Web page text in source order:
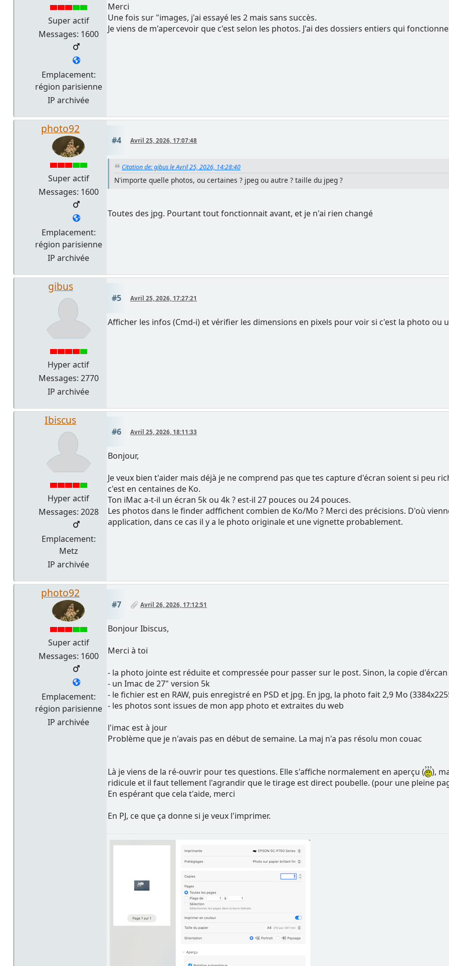
Super actif
Messages: 1600
Emplacement:
région parisienne
IP archivée
Merci
Une fois sur "images, j'ai essayé les 2 mais sans succès.
Je viens de m'apercevoir que c'est selon les photos. J'ai des dossiers entiers qui
photo92
Super actif
Messages: 1600
Emplacement:
région parisienne
IP archivée
#4 Avril 25, 2026, 17:07:48
Citation de: gibus le Avril 25, 2026, 14:28:40
N'importe quelle photos, ou certaines ? jpeg ou autre ? taille du jpeg ?
Toutes des jpg. Pourtant tout fonctionnait avant, et je n'ai rien changé
gibus
Hyper actif
Messages: 2770
IP archivée
#5 Avril 25, 2026, 17:27:21
Afficher les infos (Cmd-i) et vérifier les dimensions en pixels pour voir si c'est la photo ou
Ibiscus
Hyper actif
Messages: 2028
Emplacement:
Metz
IP archivée
#6 Avril 25, 2026, 18:11:33
Bonjour,
Je veux bien t'aider mais déjà je ne comprend pas que tes capture d'écran soient si peu
c'est en centaines de Ko.
Ton iMac a-t-il un écran 5k ou 4k ? est-il 27 pouces ou 24 pouces.
Les photos dans le finder adffichent combien de Ko/Mo ? Merci des précisions. D'où
application, dans ce cas il y a le photo originale et une vignette probablement.
photo92
Super actif
Messages: 1600
Emplacement:
région parisienne
IP archivée
#7 Avril 26, 2026, 17:12:51
Bonjour Ibiscus,
Merci à toi
- la photo jointe est réduite et compressée pour passer sur le post. Sinon, la copie
- un Imac de 27" version 5k
- le fichier est en RAW, puis enregistré en PSD et jpg. En jpg, la photo fait 2,9 Mo
- les photos sont issues de mon app photo et extraites du web
l'imac est à jour
Problème que je n'avais pas en début de semaine. La maj n'a pas résolu mon couac
Là je viens de la ré-ouvrir pour tes questions. Elle s'affiche normalement en aperçu (
),
ridicule et il faut tellement l'agrandir que le tirage est direct poubelle. (pour une pleine
En espérant que cela t'aide, merci
En PJ, ce que ça donne si je veux l'imprimer.